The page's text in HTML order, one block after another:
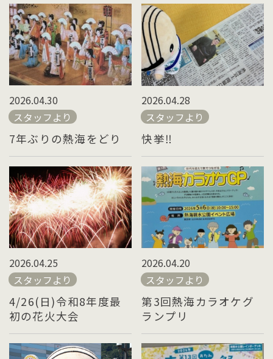
2026.04.30
スタッフより
7年ぶりの熱海をどり
2026.04.28
スタッフより
快挙‼
2026.04.25
スタッフより
4/26(日)令和8年度最
初の花火大会
2026.04.20
スタッフより
第3回熱海カラオケグ
ランプリ